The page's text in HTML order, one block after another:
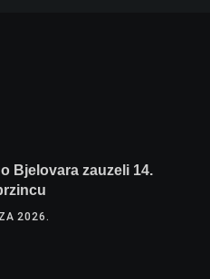
Bjelovara zauzeli 14.
2026.